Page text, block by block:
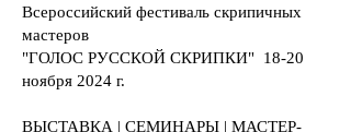
Всероссийский фестиваль скрипичных
мастеров
"ГОЛОС РУССКОЙ СКРИПКИ" 18-20
ноября 2024 г.
ВЫСТАВКА | СЕМИНАРЫ | МАСТЕР-